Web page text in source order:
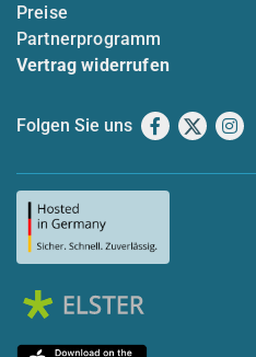
Preise
Partnerprogramm
Vertrag widerrufen
Folgen Sie uns Facebook
X